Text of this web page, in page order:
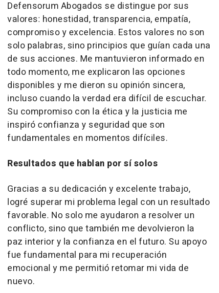
Defensorum Abogados se distingue por sus
valores: honestidad, transparencia, empatía,
compromiso y excelencia. Estos valores no son
solo palabras, sino principios que guían cada una
de sus acciones. Me mantuvieron informado en
todo momento, me explicaron las opciones
disponibles y me dieron su opinión sincera,
incluso cuando la verdad era difícil de escuchar.
Su compromiso con la ética y la justicia me
inspiró confianza y seguridad que son
fundamentales en momentos difíciles.
Resultados que hablan por sí solos
Gracias a su dedicación y excelente trabajo,
logré superar mi problema legal con un resultado
favorable. No solo me ayudaron a resolver un
conflicto, sino que también me devolvieron la
paz interior y la confianza en el futuro. Su apoyo
fue fundamental para mi recuperación
emocional y me permitió retomar mi vida de
nuevo.